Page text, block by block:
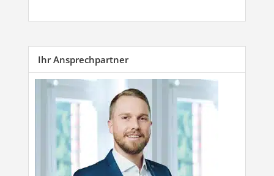
Ihr Ansprechpartner